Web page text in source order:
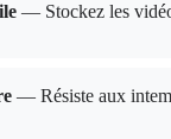
— Stockez les
— Résiste aux